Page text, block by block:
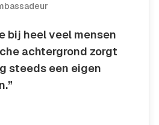
bij heel veel mensen
achtergrond zorgt
steeds een eigen